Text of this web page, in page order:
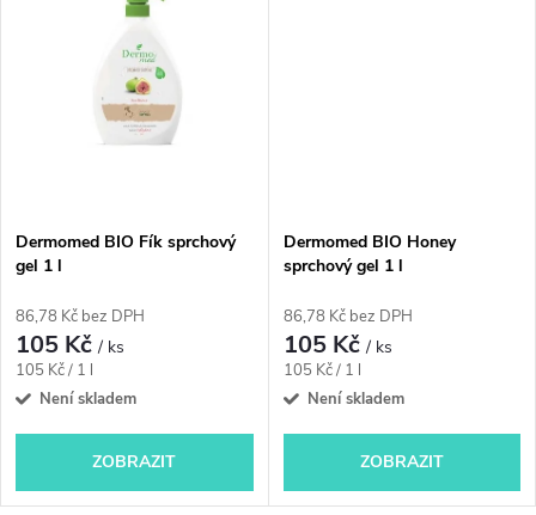
Dermomed BIO Fík sprchový
gel 1 l
86,78 Kč bez DPH
105 Kč/ ks
Měrná
cena:
105 Kč / 1 l
Není skladem
ZOBRAZIT
Dermomed BIO Honey
sprchový gel 1 l
86,78 Kč bez DPH
105 Kč/ ks
Měrná
cena:
105 Kč / 1 l
Není skladem
ZOBRAZIT